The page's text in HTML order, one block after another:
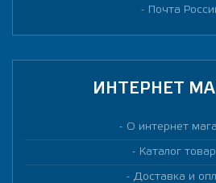
Почта
ИНТЕРНЕТ
О интернет
Каталог
Доставка и